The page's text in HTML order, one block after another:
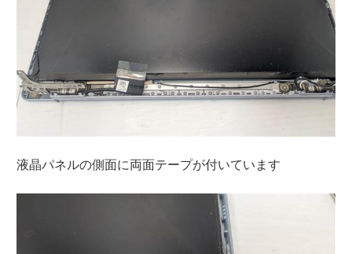
液晶パネルの側面に両面テープが付いています